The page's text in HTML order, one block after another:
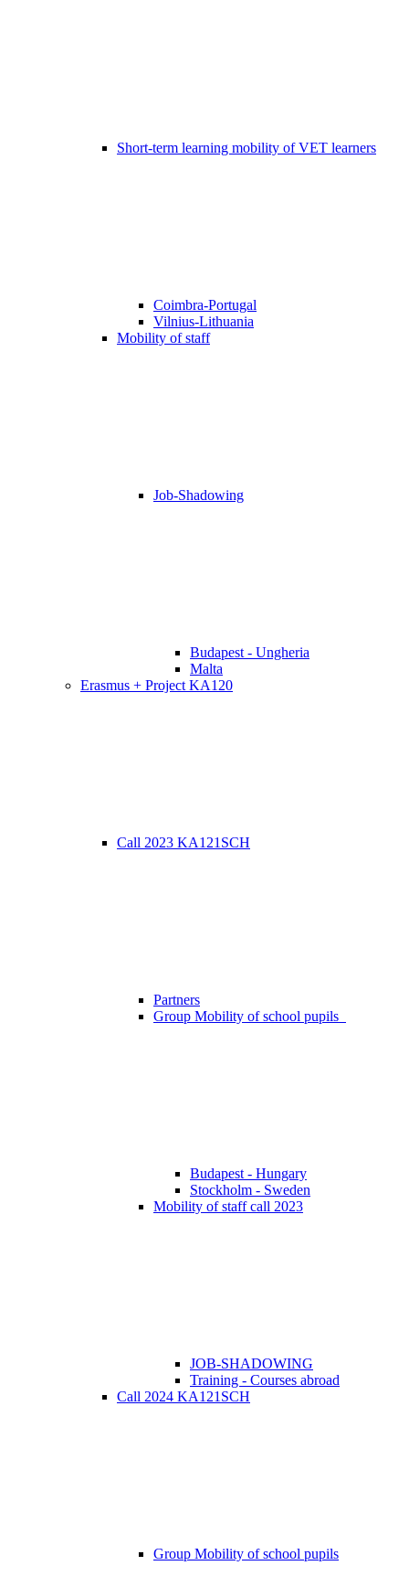
Short-term learning mobility of VET learners
Coimbra-Portugal
Vilnius-Lithuania
Mobility of staff
Job-Shadowing
Budapest - Ungheria
Malta
Erasmus + Project KA120
Call 2023 KA121SCH
Partners
Group Mobility of school pupils
Budapest - Hungary
Stockholm - Sweden
Mobility of staff call 2023
JOB-SHADOWING
Training - Courses abroad
Call 2024 KA121SCH
Group Mobility of school pupils